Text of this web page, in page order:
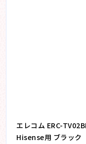
エレコム ERC-
Hisense用 ブラック